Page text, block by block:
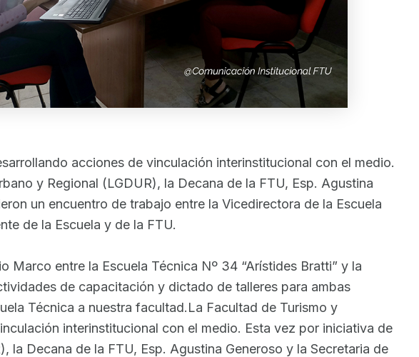
acciones de vinculación interinstitucional con el medio.
y Regional (LGDUR), la Decana de la FTU, Esp. Agustina
un encuentro de trabajo entre la Vicedirectora de la Escuela
de la Escuela y de la FTU.
entre la Escuela Técnica Nº 34 “Arístides Bratti” y la
de capacitación y dictado de talleres para ambas
Técnica a nuestra facultad.La Facultad de Turismo y
interinstitucional con el medio. Esta vez por iniciativa de
Decana de la FTU, Esp. Agustina Generoso y la Secretaria de